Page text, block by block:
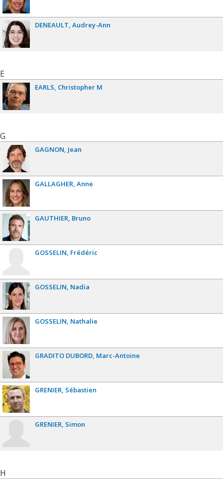
DENEAULT Audrey-Ann
E
EARLS Christopher M
G
GAGNON Jean
GALLAGHER Anne
GAUTHIER Bruno
GOSSELIN Frédéric
GOSSELIN Nadia
GOSSELIN Nathalie
GRADITO DUBORD Marc-Antoine
GRENIER Sébastien
GRENIER Simon
H